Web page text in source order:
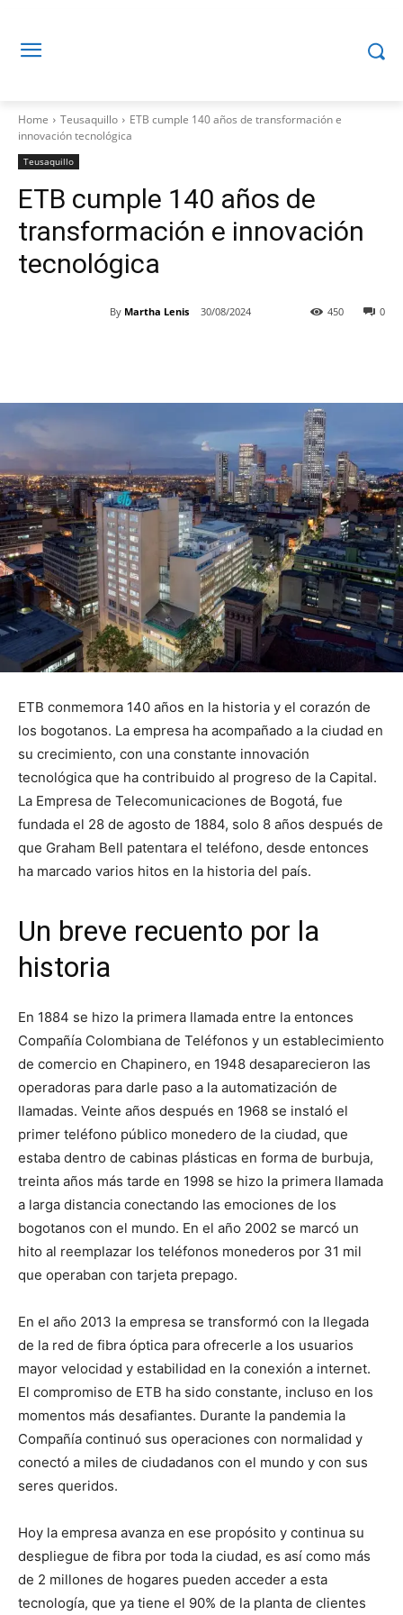
Home Teusaquillo
ETB cumple 140 años de transformación e
innovación tecnológica
Teusaquillo
ETB cumple 140 años de
transformación e innovación
tecnológica
By Martha Lenis 30/08/2024 0
450
ETB conmemora 140 años en la historia y el corazón de
los bogotanos. La empresa ha acompañado a la ciudad en
su crecimiento, con una constante innovación
tecnológica que ha contribuido al progreso de la Capital.
La Empresa de Telecomunicaciones de Bogotá, fue
fundada el 28 de agosto de 1884, solo 8 años después de
que Graham Bell patentara el teléfono, desde entonces
ha marcado varios hitos en la historia del país.
Un breve recuento por la
historia
En 1884 se hizo la primera llamada entre la entonces
Compañía Colombiana de Teléfonos y un establecimiento
de comercio en Chapinero, en 1948 desaparecieron las
operadoras para darle paso a la automatización de
llamadas. Veinte años después en 1968 se instaló el
primer teléfono público monedero de la ciudad, que
estaba dentro de cabinas plásticas en forma de burbuja,
treinta años más tarde en 1998 se hizo la primera llamada
a larga distancia conectando las emociones de los
bogotanos con el mundo. En el año 2002 se marcó un
hito al reemplazar los teléfonos monederos por 31 mil
que operaban con tarjeta prepago.
En el año 2013 la empresa se transformó con la llegada
de la red de fibra óptica para ofrecerle a los usuarios
mayor velocidad y estabilidad en la conexión a internet.
El compromiso de ETB ha sido constante, incluso en los
momentos más desafiantes. Durante la pandemia la
Compañía continuó sus operaciones con normalidad y
conectó a miles de ciudadanos con el mundo y con sus
seres queridos.
Hoy la empresa avanza en ese propósito y continua su
despliegue de fibra por toda la ciudad, es así como más
de 2 millones de hogares pueden acceder a esta
tecnología, que ya tiene el 90% de la planta de clientes